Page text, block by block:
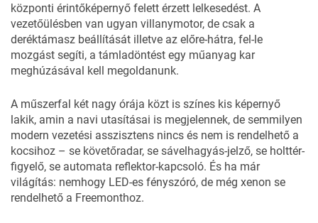
központi érintőképernyő felett érzett lelkesedést. A
vezetőülésben van ugyan villanymotor, de csak a
deréktámasz beállítását illetve az előre-hátra, fel-le
mozgást segíti, a támladöntést egy műanyag kar
meghúzásával kell megoldanunk.
A műszerfal két nagy órája közt is színes kis képernyő
lakik, amin a navi utasításai is megjelennek, de semmilyen
modern vezetési asszisztens nincs és nem is rendelhető a
kocsihoz – se követőradar, se sávelhagyás-jelző, se holttér-
figyelő, se automata reflektor-kapcsoló. És ha már
világítás: nemhogy LED-es fényszóró, de még xenon se
rendelhető a Freemonthoz.